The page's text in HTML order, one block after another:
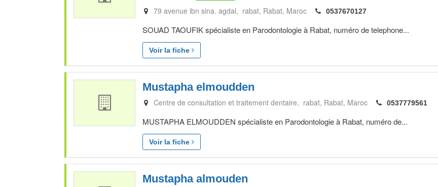
79 avenue ibn sina. agdal, rabat Rabat Maroc 0537670127
SOUAD TAOUFIK spécialiste en Parodontologie à Rabat, numéro de telephone...
Voir la fiche
Mustapha elmoudden
Centre de consultation et traitement dentaire, rabat Rabat Maroc 0537779561
MUSTAPHA ELMOUDDEN spécialiste en Parodontologie à Rabat, numéro de...
Voir la fiche
Mustapha almouden